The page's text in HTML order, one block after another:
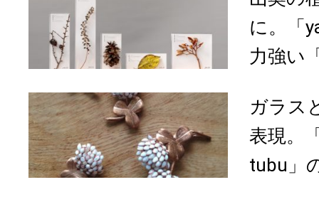
に。「
力強い
ガラス
表現。
tubu」